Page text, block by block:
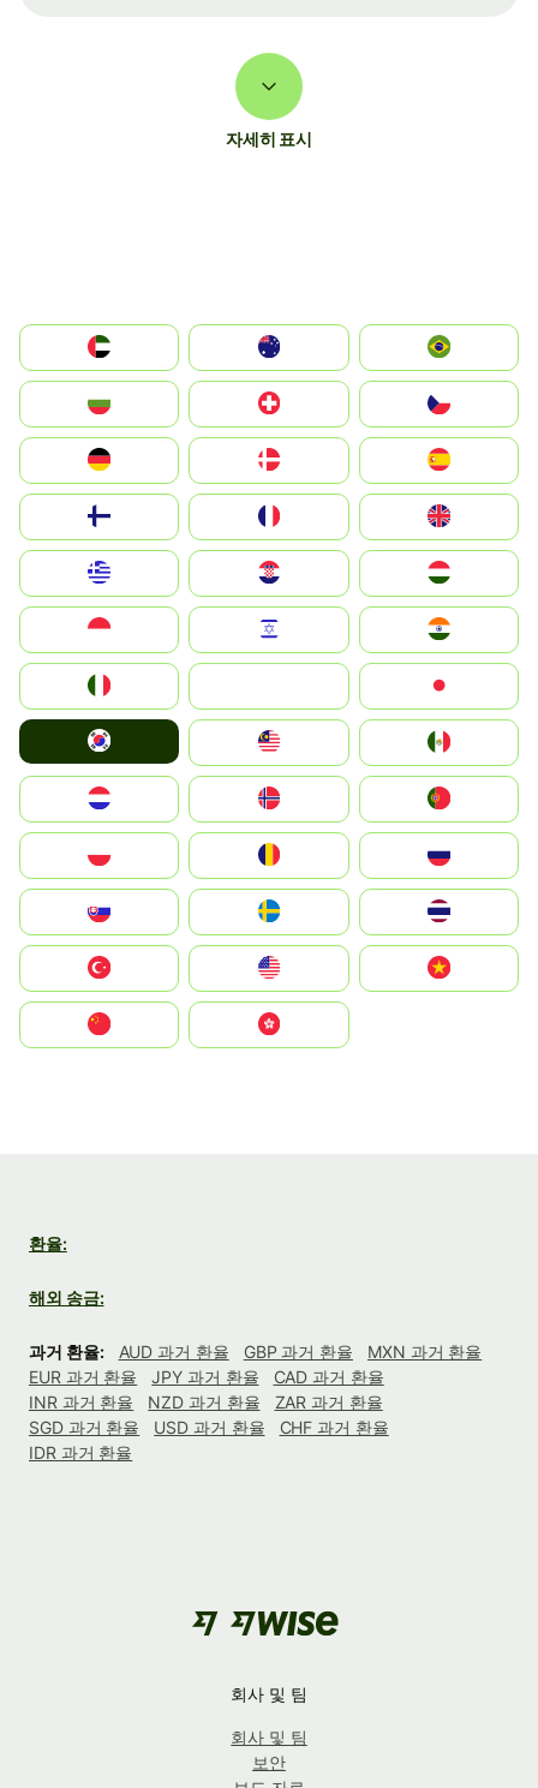
자세히 표시
الإمارات العربية المتحدة
Switzerland
Deutschland
United Kingdom
Magyarország
South Korea
United States
中國香港特別行政區
환율:
해외 송금:
과거 환율: AUD 과거 환율 GBP 과거 환율
MXN 과거 환율
EUR 과거 환율
JPY 과거 환율
CAD 과거 환율
INR 과거 환율
NZD 과거 환율
ZAR 과거 환율
SGD 과거 환율
USD 과거 환율
CHF 과거 환율
IDR 과거 환율
회사 및 팀
회사 및 팀
보안